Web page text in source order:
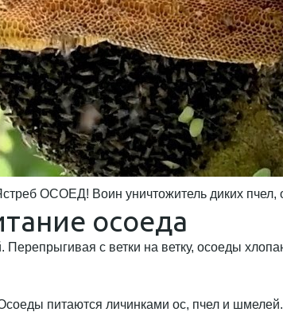
ОСОЕД! Воин уничтожитель диких пчел,
осоеда
Перепрыгивая с ветки на ветку, осоеды
питаются личинками ос, пчел и